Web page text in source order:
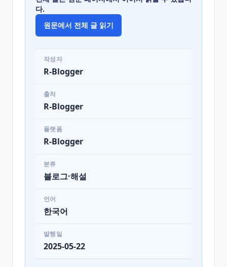
다.
원문에서 전체 글 읽기
작성자
R-Blogger
출처
R-Blogger
플랫폼
R-Blogger
분류
블로그·해설
언어
한국어
발행일
2025-05-22